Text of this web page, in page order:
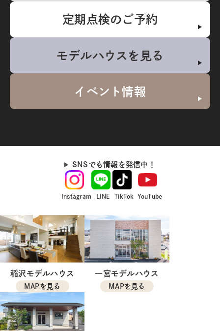
定期点検のご予約
モデルハウスを見る
イベント情報
SNSでも情報を発信中！
Instagram LINE TikTok YouTube
稲沢モデルハウス
MAPを見る
一宮モデルハウス
MAPを見る